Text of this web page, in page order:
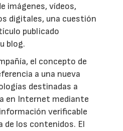
imágenes, vídeos,
digitales, una cuestión
publicado
blog.
el concepto de
a una nueva
destinadas a
en Internet mediante
verificable
de los contenidos. El